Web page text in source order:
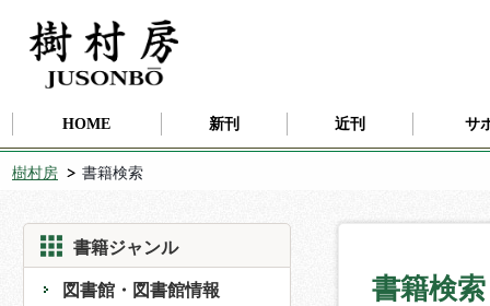
HOME 新刊 近刊 サ
樹村房 書籍検索
書籍ジャンル
図書館・図書館情報 書籍検